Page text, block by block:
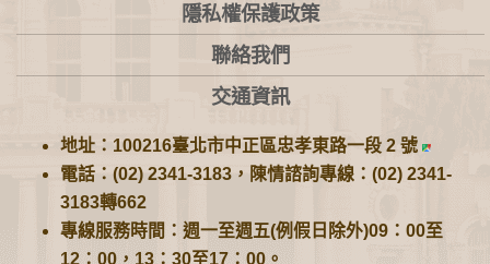
隱私權保護政策
聯絡我們
交通資訊
地址：100216臺北市中正區忠孝東路一段 2 號
電話：(02) 2341-3183，陳情諮詢專線：(02) 2341-
3183轉662
專線服務時間：週一至週五(例假日除外)09：00至
12：00，13：30至17：00。